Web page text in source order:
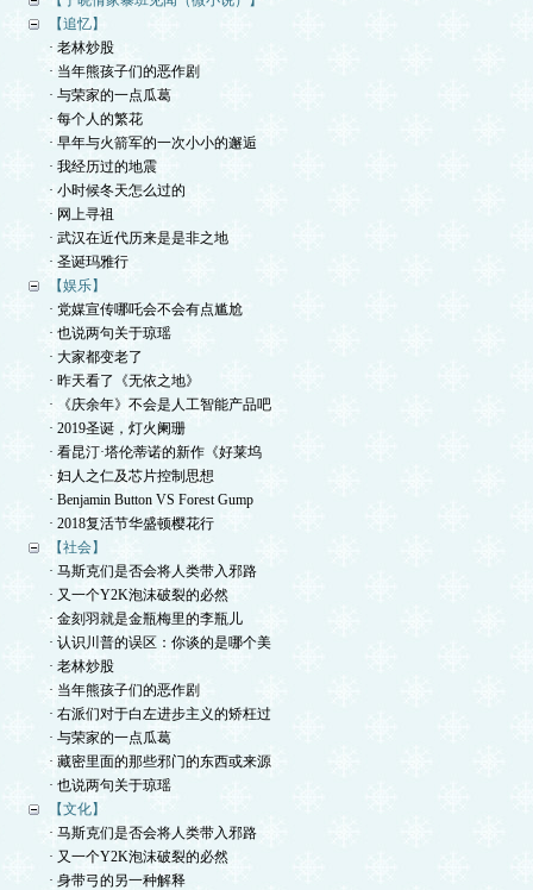
【追忆】
· 老林炒股
· 当年熊孩子们的恶作剧
· 与荣家的一点瓜葛
· 每个人的繁花
· 早年与火箭军的一次小小的邂逅
· 我经历过的地震
· 小时候冬天怎么过的
· 网上寻祖
· 武汉在近代历来是是非之地
· 圣诞玛雅行
【娱乐】
· 党媒宣传哪吒会不会有点尴尬
· 也说两句关于琼瑶
· 大家都变老了
· 昨天看了《无依之地》
· 《庆余年》不会是人工智能产品吧
· 2019圣诞，灯火阑珊
· 看昆汀·塔伦蒂诺的新作《好莱坞
· 妇人之仁及芯片控制思想
· Benjamin Button VS Forest Gump
· 2018复活节华盛顿樱花行
【社会】
· 马斯克们是否会将人类带入邪路
· 又一个Y2K泡沫破裂的必然
· 金刻羽就是金瓶梅里的李瓶儿
· 认识川普的误区：你谈的是哪个美
· 老林炒股
· 当年熊孩子们的恶作剧
· 右派们对于白左进步主义的矫枉过
· 与荣家的一点瓜葛
· 藏密里面的那些邪门的东西或来源
· 也说两句关于琼瑶
【文化】
· 马斯克们是否会将人类带入邪路
· 又一个Y2K泡沫破裂的必然
· 身带弓的另一种解释